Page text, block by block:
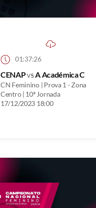
01:37:26
CENAPvsA Académica C
CN Feminino | Prova 1 - Zona
Centro | 10ª Jornada
17/12/2023 18:00